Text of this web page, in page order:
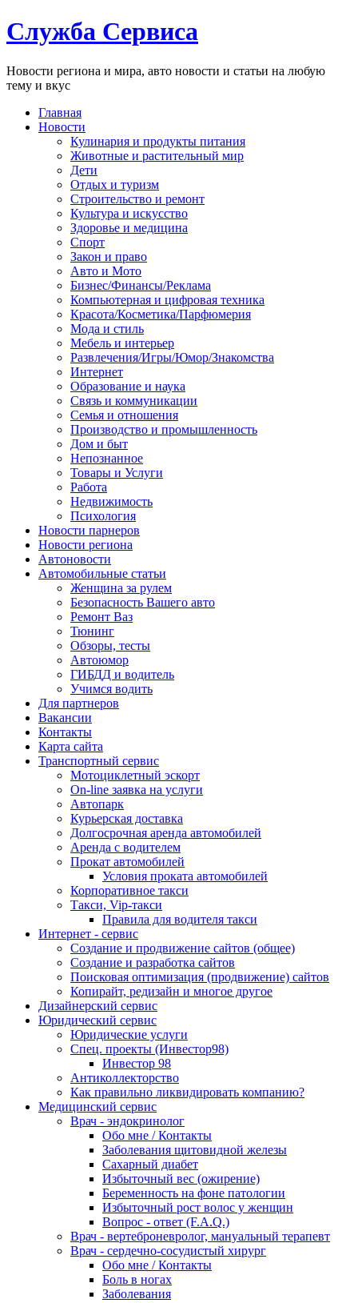
Служба Сервиса
Новости региона и мира, авто новости и статьи на любую
тему и вкус
Главная
Новости
Кулинария и продукты питания
Животные и растительный мир
Дети
Отдых и туризм
Строительство и ремонт
Культура и искусство
Здоровье и медицина
Спорт
Закон и право
Авто и Мото
Бизнес/Финансы/Реклама
Компьютерная и цифровая техника
Красота/Косметика/Парфюмерия
Мода и стиль
Мебель и интерьер
Развлечения/Игры/Юмор/Знакомства
Интернет
Образование и наука
Связь и коммуникации
Семья и отношения
Производство и промышленность
Дом и быт
Непознанное
Товары и Услуги
Работа
Недвижимость
Психология
Новости парнеров
Новости региона
Автоновости
Автомобильные статьи
Женщина за рулем
Безопасность Вашего авто
Ремонт Ваз
Тюнинг
Обзоры, тесты
Автоюмор
ГИБДД и водитель
Учимся водить
Для партнеров
Вакансии
Контакты
Карта сайта
Транспортный сервис
Мотоциклетный эскорт
On-line заявка на услуги
Автопарк
Курьерская доставка
Долгосрочная аренда автомобилей
Аренда с водителем
Прокат автомобилей
Условия проката автомобилей
Корпоративное такси
Такси, Vip-такси
Правила для водителя такси
Интернет - сервис
Создание и продвижение сайтов (общее)
Создание и разработка сайтов
Поисковая оптимизация (продвижение) сайтов
Копирайт, редизайн и многое другое
Дизайнерский сервис
Юридический сервис
Юридические услуги
Спец. проекты (Инвестор98)
Инвестор 98
Антиколлекторство
Как правильно ликвидировать компанию?
Медицинский сервис
Врач - эндокринолог
Обо мне / Контакты
Заболевания щитовидной железы
Сахарный диабет
Избыточный вес (ожирение)
Беременность на фоне патологии
Избыточный рост волос у женщин
Вопрос - ответ (F.A.Q.)
Врач - вертеброневролог, мануальный терапевт
Врач - сердечно-сосудистый хирург
Обо мне / Контакты
Боль в ногах
Заболевания